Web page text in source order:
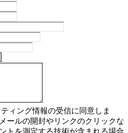
ィング情報の受信に同意しま
ールの開封やリンクのクリックな